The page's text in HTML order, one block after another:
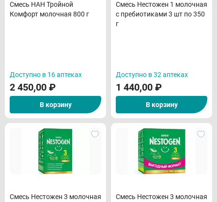
Смесь НАН Тройной
Комфорт молочная 800 г
Доступно в 16 аптеках
2 450,00 ₽
В корзину
Смесь Нестожен 1 молочная
с пребиотиками 3 шт по 350
г
Доступно в 32 аптеках
1 440,00 ₽
В корзину
Смесь Нестожен 3 молочная
Смесь Нестожен 3 молочная